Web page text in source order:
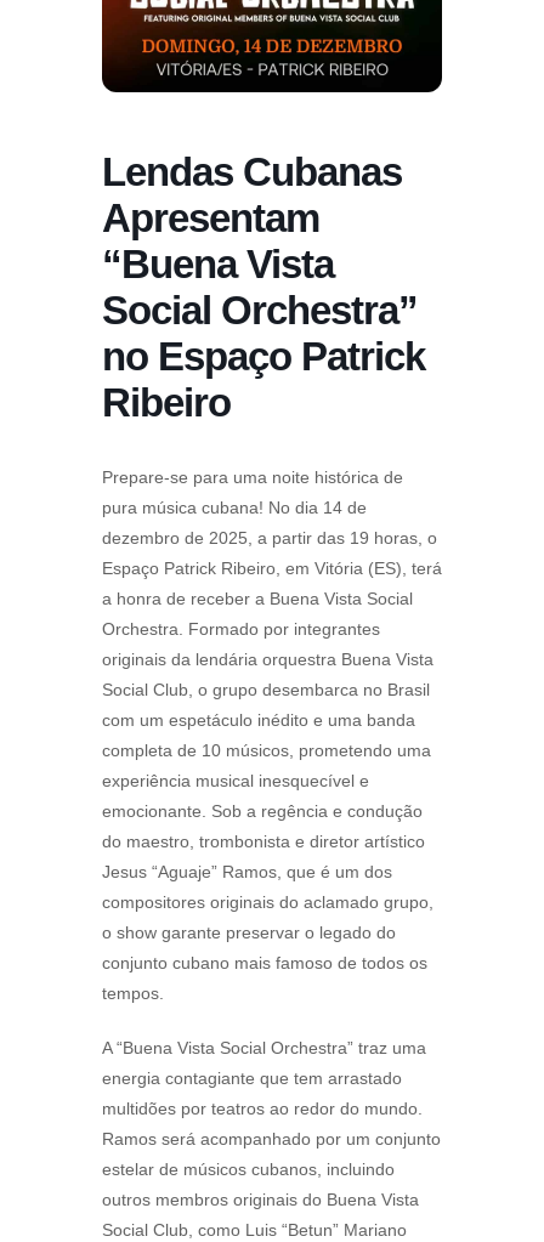
Lendas Cubanas
Apresentam
“Buena Vista
Social Orchestra”
no Espaço Patrick
Ribeiro
Prepare-se para uma noite histórica de
pura música cubana! No dia 14 de
dezembro de 2025, a partir das 19 horas, o
Espaço Patrick Ribeiro, em Vitória (ES), terá
a honra de receber a Buena Vista Social
Orchestra. Formado por integrantes
originais da lendária orquestra Buena Vista
Social Club, o grupo desembarca no Brasil
com um espetáculo inédito e uma banda
completa de 10 músicos, prometendo uma
experiência musical inesquecível e
emocionante. Sob a regência e condução
do maestro, trombonista e diretor artístico
Jesus “Aguaje” Ramos, que é um dos
compositores originais do aclamado grupo,
o show garante preservar o legado do
conjunto cubano mais famoso de todos os
tempos.
A “Buena Vista Social Orchestra” traz uma
energia contagiante que tem arrastado
multidões por teatros ao redor do mundo.
Ramos será acompanhado por um conjunto
estelar de músicos cubanos, incluindo
outros membros originais do Buena Vista
Social Club, como Luis “Betun” Mariano